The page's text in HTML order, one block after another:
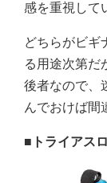
感を重視して
どちらがビギ
る用途次第だ
後者なので、
んでおけば間
■トライアス